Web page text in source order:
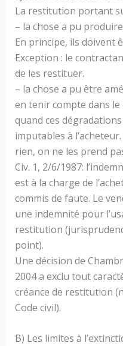
La restitution portant
– la chose a pu
En principe, ils doivent
Exception : le
de les restituer.
– la chose a pu être
en tenir compte dans
quand ces
imputables à
rien, on ne les prend
Civ. 1, 2/6/1987:
est à la charge de
commis de faute. Le
une indemnité pour
restitution
point).
Une décision de
2004 a exclu tout
créance de restitution
Code civil).
B) Les limites à